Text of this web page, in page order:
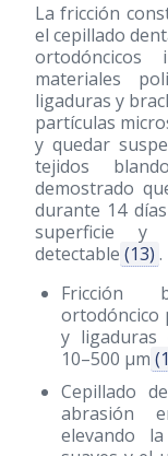
La fricción
el cepillado
ortodóncicos
materiales
ligaduras y
partículas
y quedar
tejidos
demostrado
durante 14
superficie y
detectable (13) .
Fricción
ortodóncico
y ligaduras
10–500 µm
Cepillado
abrasión
elevando